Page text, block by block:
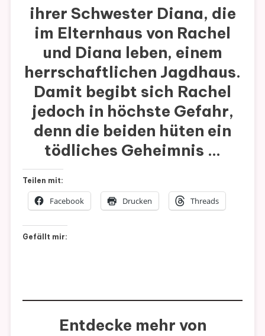
ihrer Schwester Diana, die
im Elternhaus von Rachel
und Diana leben, einem
herrschaftlichen Jagdhaus.
Damit begibt sich Rachel
jedoch in höchste Gefahr,
denn die beiden hüten ein
tödliches Geheimnis …
Teilen mit:
Facebook Drucken Threads
Gefällt mir:
Entdecke mehr von